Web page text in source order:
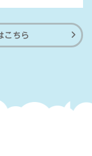
こちら